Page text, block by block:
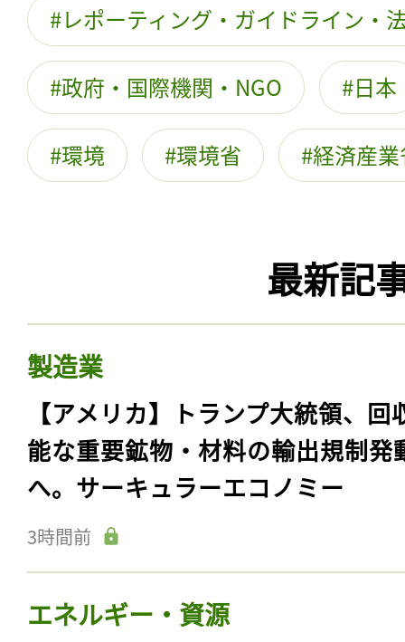
レポーティング・ガイドライン・
政府・国際機関・NGO 日本
環境 環境省 経済産
最新記
製造業
【アメリカ】トランプ大統領、回
能な重要鉱物・材料の輸出規制発
へ。サーキュラーエコノミー
3時間前
エネルギー・資源